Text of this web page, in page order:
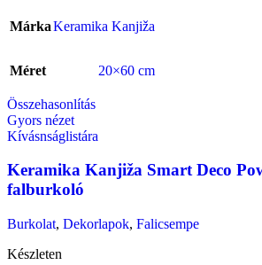
MárkaKeramika Kanjiža
Méret 20×60 cm
Összehasonlítás
Gyors nézet
Kívásnságlistára
Keramika Kanjiža Smart Deco
falburkoló
Burkolat, Dekorlapok, Falicsempe
Készleten